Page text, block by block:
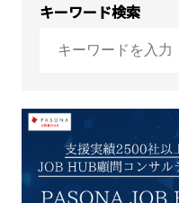
キーワード検索